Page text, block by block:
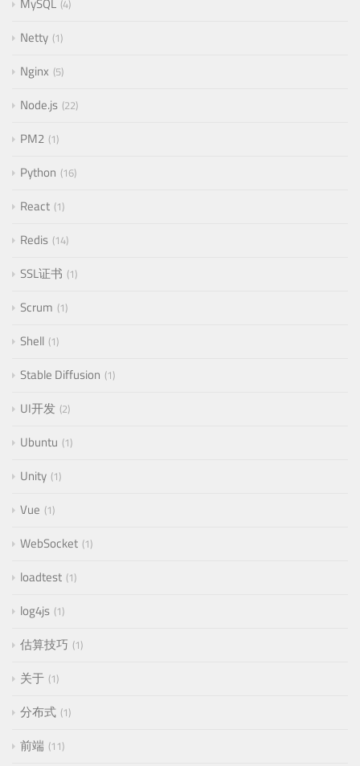
MySQL 4
Netty 1
Nginx 5
Node.js 22
PM2 1
Python 16
React 1
Redis 14
SSL证书 1
Scrum 1
Shell 1
Stable Diffusion 1
UI开发 2
Ubuntu 1
Unity 1
Vue 1
WebSocket 1
loadtest 1
log4js 1
估算技巧 1
关于 1
分布式 1
前端 11